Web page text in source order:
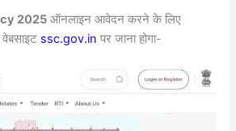
2025 ऑनलाइन आवेदन करने के लिए
ssc.gov.in पर जाना होगा-